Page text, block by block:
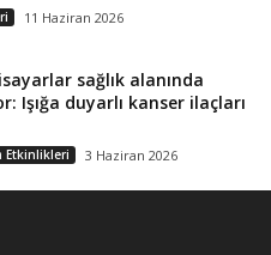
11 Haziran 2026
sağlık alanında
Işığa duyarlı kanser ilaçları
Etkinlikleri 3 Haziran 2026